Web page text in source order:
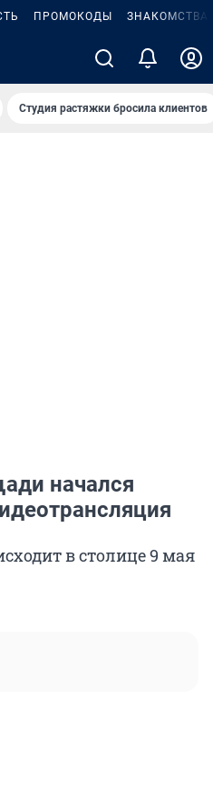
ПРОМОКОДЫ ЗНАКОМСТВА
Студия растяжки бросила клиентов
начался
в столице 9 мая